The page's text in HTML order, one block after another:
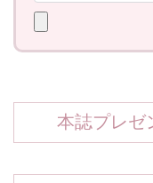
本誌プレゼ